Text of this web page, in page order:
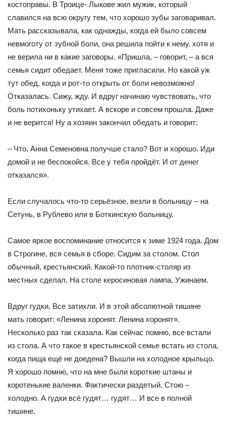
костоправы. В Троице- Лыкове жил мужик, который
славился на всю округу тем, что хорошо зубы заговаривал.
Мать рассказывала, как однажды, когда ей было совсем
невмоготу от зубной боли, она решила пойти к нему, хотя и
не верила ни в какие заговоры. «Пришла, – говорит, – а вся
семья сидит обедает. Меня тоже пригласили. Но какой уж
тут обед, когда и рот-то открыть от боли невозможно!
Отказалась. Сижу, жду. И вдруг начинаю чувствовать, что
боль потихоньку утихает. А вскоре и совсем прошла. Даже
и не верится! Ну а хозяин закончил обедать и говорит:
– Что, Анна Семеновна получше стало? Вот и хорошо. Иди
домой и не беспокойся. Все у тебя пройдёт. И от денег
отказался».
Если случалось что-то серьёзное, везли в больницу – на
Сетунь, в Рублево или в Боткинскую больницу.
Самое яркое воспоминание относится к зиме 1924 года. Дом
в Строгине, вся семья в сборе. Сидим за столом. Стол
обычный, крестьянский. Какой-то плотник-столяр из
местных сделал. На столе керосиновая лампа. Ужинаем.
Вдруг гудки. Все затихли. И в этой абсолютной тишине
мать говорит: «Ленина хоронят. Ленина хоронят».
Несколько раз так сказала. Как сейчас помню, все встали
из стола. А что такое в крестьянской семье встать из стола,
когда пища ещё не доедена? Вышли на холодное крыльцо.
Я хорошо помню, что на мне были короткие штаны и
коротенькие валенки. Фактически раздетый. Стою –
холодно. А гудки всё гудят… гудят… И все в полной
тишине.